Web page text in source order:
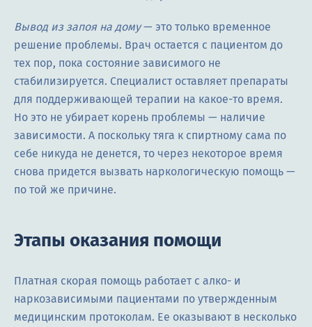
Вывод из запоя на дому— это только временное
решение проблемы. Врач остается с пациентом до
тех пор, пока состояние зависимого не
стабилизируется. Специалист оставляет препараты
для поддерживающей терапии на какое-то время.
Но это не убирает корень проблемы — наличие
зависимости. А поскольку тяга к спиртному сама по
себе никуда не денется, то через некоторое время
снова придется вызвать наркологическую помощь —
по той же причине.
Этапы оказания помощи
Платная скорая помощь работает с алко- и
наркозависимыми пациентами по утвержденным
медицинским протоколам. Ее оказывают в несколько